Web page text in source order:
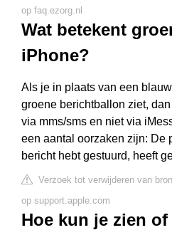
op faq.ezorg.nl
Wat betekent
iPhone?
Als je in plaats van een
groene berichtballon ziet,
via mms/sms en niet via
een aantal oorzaken zijn: De
bericht hebt gestuurd, heeft
Verzoek tot verwijderen van bron
op support.apple.com
Hoe kun je zien